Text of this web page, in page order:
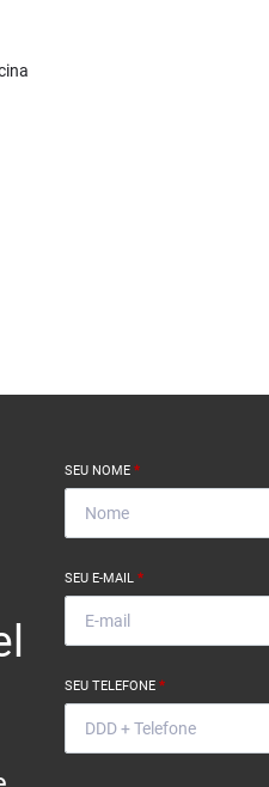
SEU NOME *
SEU E-MAIL *
SEU TELEFONE *